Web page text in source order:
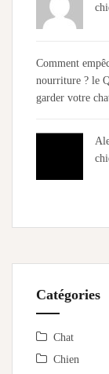
Comment
nourriture ? le
garder votre
Catégories
Chat
Chien